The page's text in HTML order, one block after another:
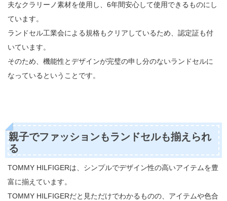
夫なクラリーノ素材を使用し、6年間安心して使用できるものにし
ています。
ランドセル工業会による規格もクリアしているため、認定証も付
いています。
そのため、機能性とデザインが完璧の申し分のないランドセルに
なっているということです。
親子でファッションもランドセルも揃えられ
る
TOMMY HILFIGERは、シンプルでデザイン性の高いアイテムを豊
富に揃えています。
TOMMY HILFIGERだと見ただけでわかるものの、アイテムや色合